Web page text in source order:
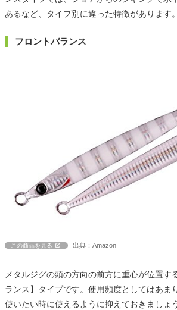
あるなど、タイプ別に違った特徴があります。
フロントバランス
この商品を見る 出典：Amazon
メタルジグの頭の方向の前方に重心が位置す
ランス】タイプです。使用頻度としてはあま
使いたい時に使えるように抑えておきましょう